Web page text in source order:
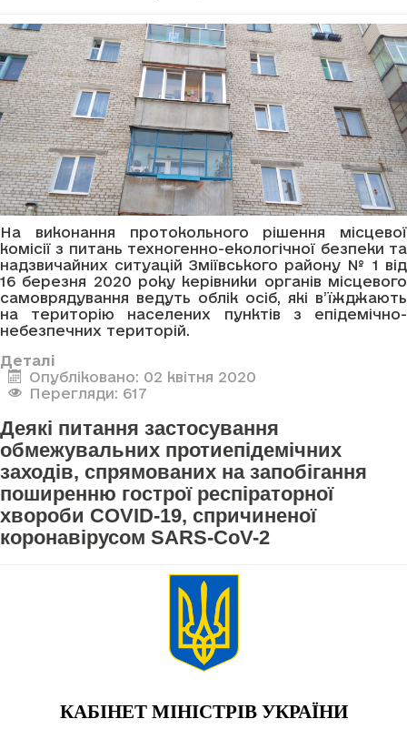
На виконання протокольного рішення місцевої
комісії з питань техногенно-екологічної безпеки та
надзвичайних ситуацій Зміївського району № 1 від
16 березня 2020 року керівники органів місцевого
самоврядування ведуть облік осіб, які в’їжджають
на територію населених пунктів з епідемічно-
небезпечних територій.
Деталі
Опубліковано: 02 квітня 2020
Перегляди: 617
Деякі питання застосування
обмежувальних протиепідемічних
заходів, спрямованих на запобігання
поширенню гострої респіраторної
хвороби COVID-19, спричиненої
коронавірусом SARS-CoV-2
КАБІНЕТ МІНІСТРІВ УКРАЇНИ